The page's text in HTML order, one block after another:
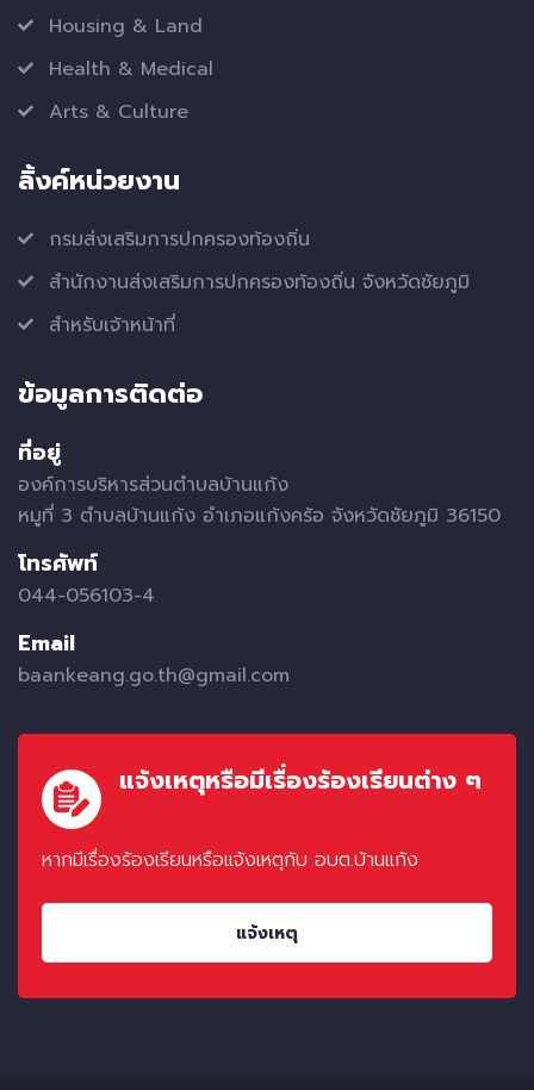
Housing & Land
Health & Medical
Arts & Culture
ลิ้งค์หน่วยงาน
กรมส่งเสริมการปกครองท้องถิ่น
สำนักงานส่งเสริมการปกครองท้องถิ่น จังหวัดชัยภูมิ
สำหรับเจ้าหน้าที่
ข้อมูลการติดต่อ
ที่อยู่
องค์การบริหารส่วนตำบลบ้านแก้ง
หมูที่ 3 ตำบลบ้านแก้ง อำเภอแก้งคร้อ จังหวัดชัยภูมิ 36150
โทรศัพท์
044-056103-4
Email
baankeang.go.th@gmail.com
แจ้งเหตุหรือมีเรื่องร้องเรียนต่าง ๆ
หากมีเรื่องร้องเรียนหรือแจ้งเหตุกับ อบต.บ้านแก้ง
แจ้งเหตุ